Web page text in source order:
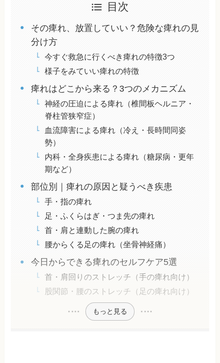
目次
その痺れ、放置していい？危険な痺れの見
分け方
今すぐ救急に行くべき痺れの特徴3つ
様子をみていい痺れの特徴
痺れはどこから来る？3つのメカニズム
神経の圧迫による痺れ（椎間板ヘルニア・
脊柱管狭窄症）
血流障害による痺れ（冷え・長時間同姿
勢）
内科・全身疾患による痺れ（糖尿病・更年
期など）
部位別｜痺れの原因と疑うべき疾患
手・指の痺れ
足・ふくらはぎ・つま先の痺れ
首・肩と連動した腕の痺れ
腰からくる足の痺れ（坐骨神経痛）
今日からできる痺れのセルフケア5選
首・肩回りのストレッチ（手の痺れ向け）
股関節・腰のストレッチ（足の痺れ向け）
もっと見る